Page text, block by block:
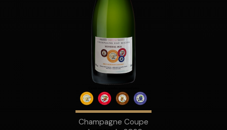
Champagne Coupe